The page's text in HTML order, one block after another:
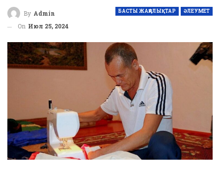
БАСТЫ ЖАҢАЛЫҚТАР ӘЛЕУМЕТ
By Admin
On Июл 25, 2024